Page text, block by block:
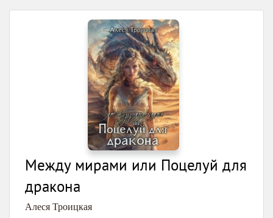
Между мирами или Поцелуй для
дракона
Алеся Троицкая